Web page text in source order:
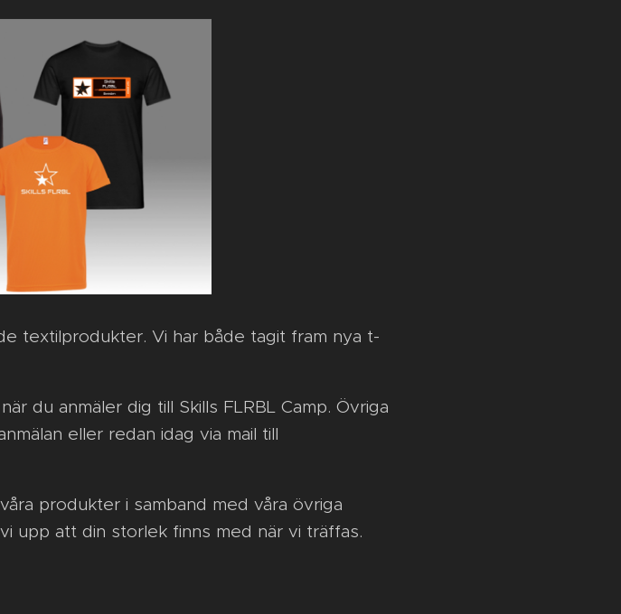
textilprodukter. Vi har både tagit fram nya t-
du anmäler dig till Skills FLRBL Camp. Övriga
eller redan idag via mail till
produkter i samband med våra övriga
upp att din storlek finns med när vi träffas.